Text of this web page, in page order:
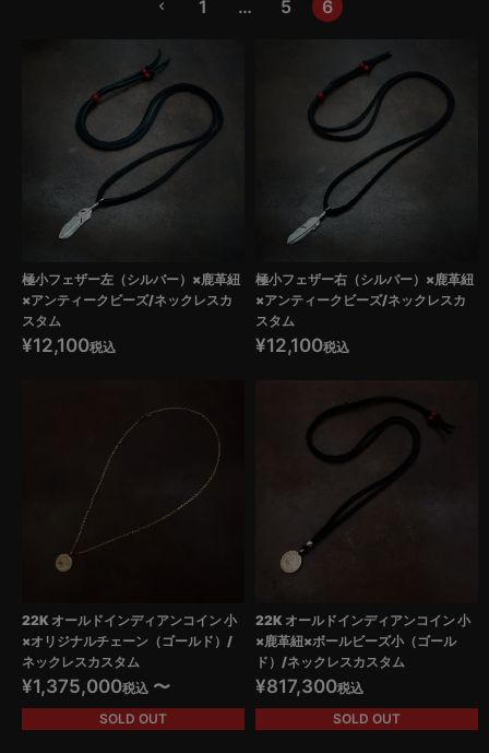
1
… 5 6
極小フェザー左（シルバー）×鹿革紐
×アンティークビーズ/ネックレスカ
スタム
¥12,100税込
極小フェザー右（シルバー）×鹿革紐
×アンティークビーズ/ネックレスカ
スタム
¥12,100税込
22K オールドインディアンコイン 小
×オリジナルチェーン（ゴールド）/
ネックレスカスタム
¥1,375,000税込 〜
SOLD OUT
22K オールドインディアンコイン 小
×鹿革紐×ボールビーズ小（ゴール
ド）/ネックレスカスタム
¥817,300税込
SOLD OUT